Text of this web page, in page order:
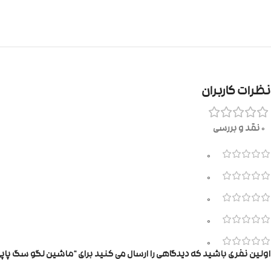
نظرات کاربران
0 نقد و بررسی
0
0
0
0
0
اولین نفری باشید که دیدگاهی را ارسال می کنید برای “ماشین لگو سگ